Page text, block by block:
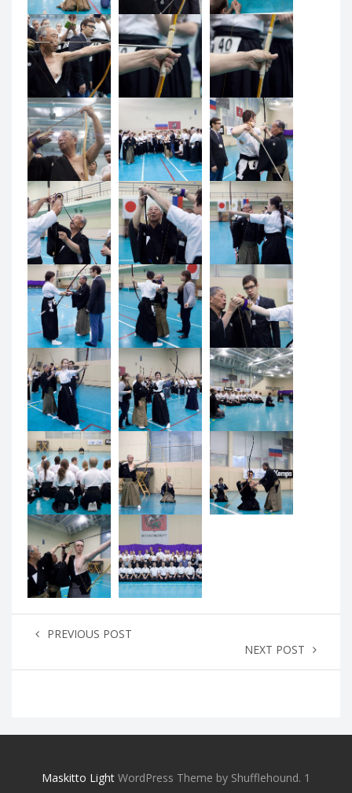
PREVIOUS POST
NEXT POST
Maskitto Light WordPress Theme by Shufflehound. 1